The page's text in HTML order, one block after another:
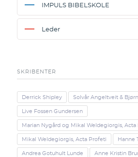
IMPULS BIBELSKOLE
Leder
SKRIBENTER
Derrick Shipley Solvår Angeltveit &
Live Fossen Gundersen
Marian Nygård og Mikal Weldegiorgis, Acta
Mikal Weldegiorgis, Acta Profeti Hanne
Andrea Gotuhult Lunde Anne Kristin